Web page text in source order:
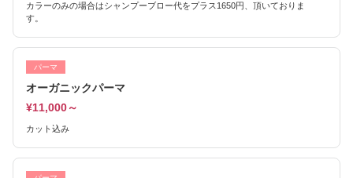
カラーのみの場合はシャンプーブロー代をプラス1650円、頂いておりま
す。
パーマ
オーガニックパーマ
¥11,000～
カット込み